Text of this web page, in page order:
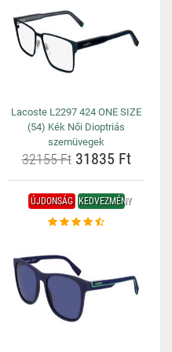
Lacoste L2297 424 ONE SIZE
(54) Kék Női Dioptriás
szemüvegek
32155 Ft31835 Ft
ÚJDONSÁG KEDVEZMÉNY